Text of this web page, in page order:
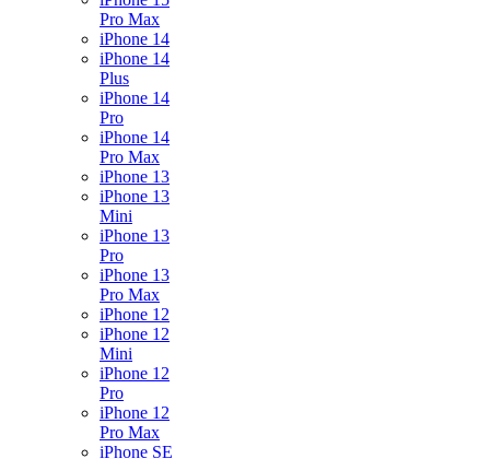
Pro Max
iPhone 14
iPhone 14
Plus
iPhone 14
Pro
iPhone 14
Pro Max
iPhone 13
iPhone 13
Mini
iPhone 13
Pro
iPhone 13
Pro Max
iPhone 12
iPhone 12
Mini
iPhone 12
Pro
iPhone 12
Pro Max
iPhone SE